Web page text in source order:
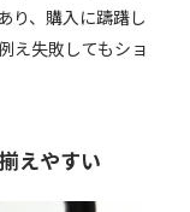
り、購入に躊躇し
え失敗してもショ
えやすい